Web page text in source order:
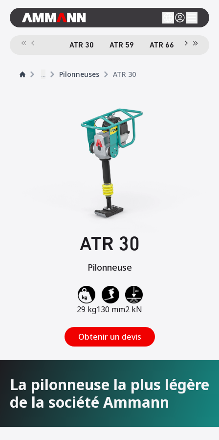
ATR 30 ATR 59 ATR 66 eATR 68
... Pilonneuses ATR 30
ATR 30
Pilonneuse
29 kg130 mm2 kN
Obtenir un devis
La pilonneuse la plus légère
de la société Ammann